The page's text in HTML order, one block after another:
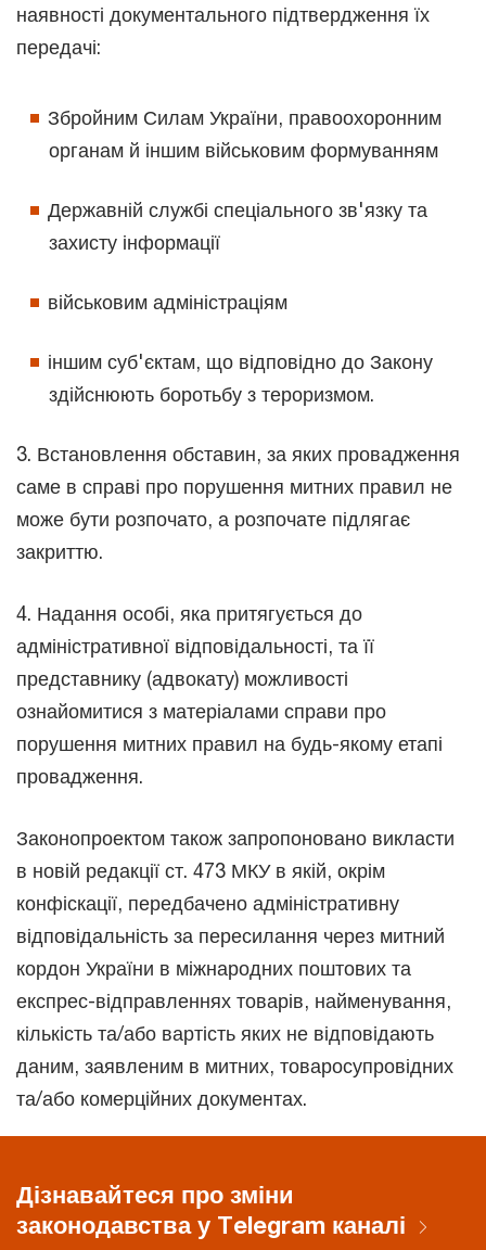
наявності документального підтвердження їх
передачі:
Збройним Силам України, правоохоронним
органам й іншим військовим формуванням
Державній службі спеціального зв'язку та
захисту інформації
військовим адміністраціям
іншим суб'єктам, що відповідно до Закону
здійснюють боротьбу з тероризмом.
3. Встановлення обставин, за яких провадження
саме в справі про порушення митних правил не
може бути розпочато, а розпочате підлягає
закриттю.
4. Надання особі, яка притягується до
адміністративної відповідальності, та її
представнику (адвокату) можливості
ознайомитися з матеріалами справи про
порушення митних правил на будь-якому етапі
провадження.
Законопроектом також запропоновано викласти
в новій редакції ст. 473 МКУ в якій, окрім
конфіскації, передбачено адміністративну
відповідальність за пересилання через митний
кордон України в міжнародних поштових та
експрес-відправленнях товарів, найменування,
кількість та/або вартість яких не відповідають
даним, заявленим в митних, товаросупровідних
та/або комерційних документах.
Дізнавайтеся про зміни
законодавства у Telegram каналі